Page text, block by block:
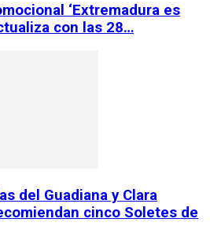
‘Extremadura es
con las 28…
del Guadiana y Clara
cinco Soletes de